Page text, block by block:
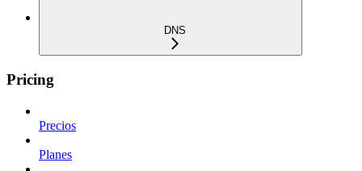
DNS
Pricing
Precios
Planes